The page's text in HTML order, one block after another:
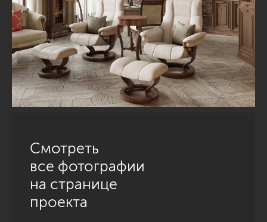
Смотреть
все фотографии
на странице
проекта